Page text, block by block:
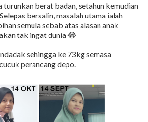
turunkan berat badan, setahun kemudian
bersalin, masalah utama ialah
semula sebab atas alasan anak
tak ingat dunia 😂
sehingga ke 73kg semasa
perancang depo.